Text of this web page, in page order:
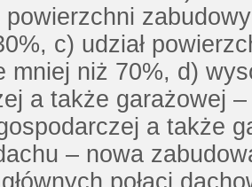
powierzchni
c) udział
mniej niż 70%, d)
a także garażowej
a także
– nowa